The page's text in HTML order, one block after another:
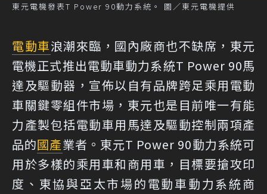
東元電機發表T Power 90動力系統。 圖／東元電機提供
電動車浪潮來臨，國內廠商也不缺席，東元
電機正式推出電動車動力系統T Power 90馬
達及驅動器，宣佈以自有品牌跨足乘用電動
車關鍵零組件市場，東元也是目前唯一有能
力產製包括電動車用馬達及驅動控制兩項產
品的國產業者。東元T Power 90動力系統可
用於多樣的乘用車和商用車，目標要搶攻印
度、東協與亞太市場的電動車動力系統商